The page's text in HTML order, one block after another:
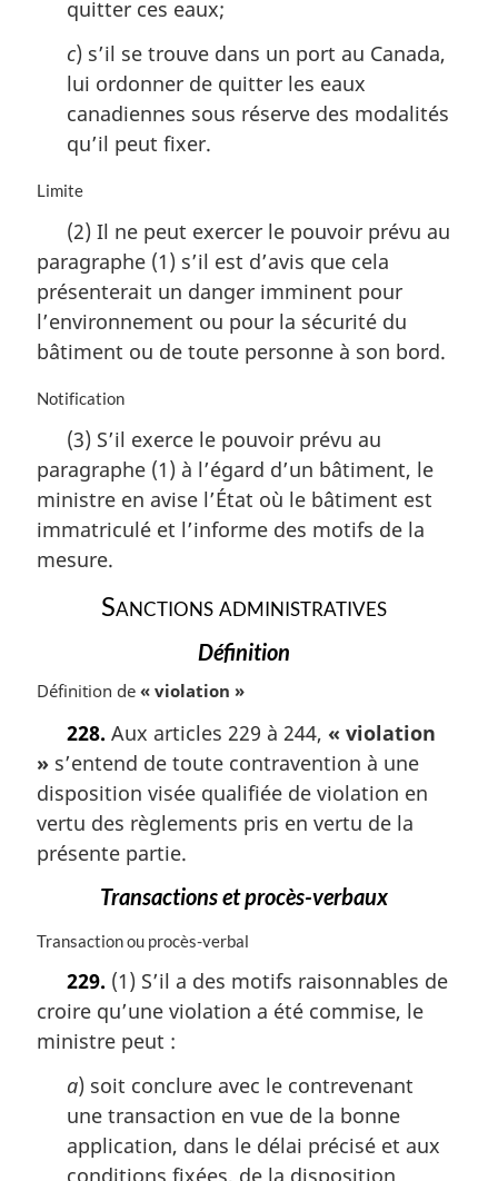
quitter ces eaux;
c) s’il se trouve dans un port au Canada,
lui ordonner de quitter les eaux
canadiennes sous réserve des modalités
qu’il peut fixer.
N
e
m
a
r
g
n
e
:
Limite
(2) Il ne peut exercer le pouvoir prévu au
paragraphe (1) s’il est d’avis que cela
présenterait un danger imminent pour
l’environnement ou pour la sécurité du
bâtiment ou de toute personne à son bord.
N
e
m
r
g
:
Notification
(3) S’il exerce le pouvoir prévu au
paragraphe (1) à l’égard d’un bâtiment, le
ministre en avise l’État où le bâtiment est
immatriculé et l’informe des motifs de la
mesure.
Sanctions administratives
Définition
Définition de « violation »
228. Aux articles 229 à 244, « violation
» s’entend de toute contravention à une
disposition visée qualifiée de violation en
vertu des règlements pris en vertu de la
présente partie.
Transactions et procès-verbaux
N
e
m
Transaction ou procès-verbal
229. (1) S’il a des motifs raisonnables de
croire qu’une violation a été commise, le
ministre peut :
a) soit conclure avec le contrevenant
une transaction en vue de la bonne
application, dans le délai précisé et aux
conditions fixées, de la disposition